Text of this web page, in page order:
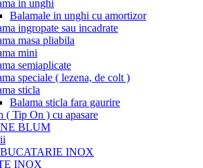
in unghi
Balamale in unghi cu amortizor
ingropate sau incadrate
masa pliabila
mini
semiaplicate
speciale ( lezena, de colt )
sticla
Balama sticla fara gaurire
( Tip On ) cu apasare
BLUM
INOX
INOX